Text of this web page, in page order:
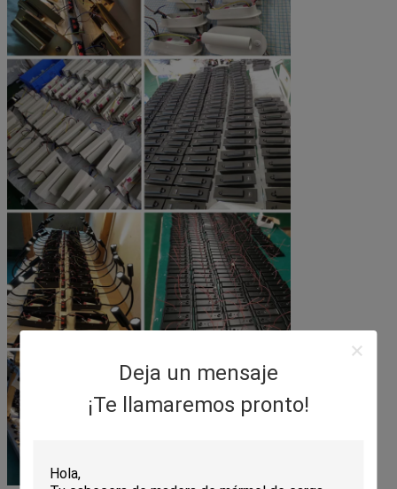
Deja un mensaje
¡Te llamaremos pronto!